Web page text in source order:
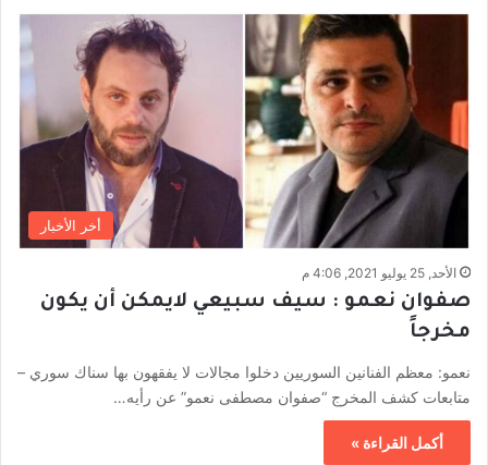
أخر الأخبار
الأحد, 25 يوليو 2021, 4:06 م
صفوان نعمو : سيف سبيعي لايمكن أن يكون
مخرجاً
نعمو: معظم الفنانين السوريين دخلوا مجالات لا يفقهون بها سناك سوري –
متابعات كشف المخرج “صفوان مصطفى نعمو” عن رأيه…
أكمل القراءة »